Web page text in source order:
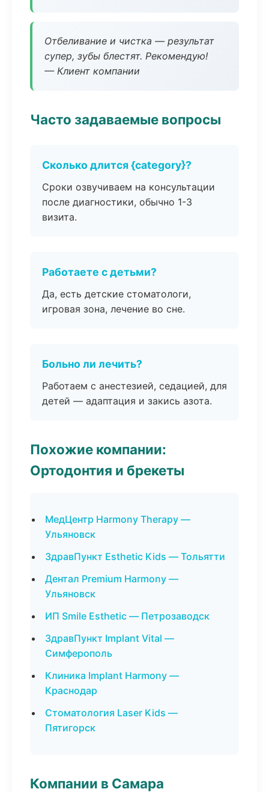
Отбеливание и чистка — результат
супер, зубы блестят. Рекомендую!
— Клиент компании
Часто задаваемые вопросы
Сколько длится {category}?
Сроки озвучиваем на консультации
после диагностики, обычно 1-3
визита.
Работаете с детьми?
Да, есть детские стоматологи,
игровая зона, лечение во сне.
Больно ли лечить?
Работаем с анестезией, седацией, для
детей — адаптация и закись азота.
Похожие компании:
Ортодонтия и брекеты
МедЦентр Harmony Therapy —
Ульяновск
ЗдравПункт Esthetic Kids — Тольятти
Дентал Premium Harmony —
Ульяновск
ИП Smile Esthetic — Петрозаводск
ЗдравПункт Implant Vital —
Симферополь
Клиника Implant Harmony —
Краснодар
Стоматология Laser Kids —
Пятигорск
Компании в Самара